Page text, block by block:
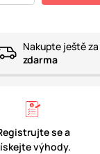
Nakupte ještě za
zdarma
se a
výhody.